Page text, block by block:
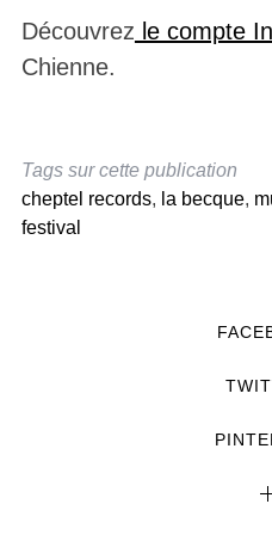
Découvrez le compte
Chienne.
Tags sur cette publication
cheptel records, la becque,
festival